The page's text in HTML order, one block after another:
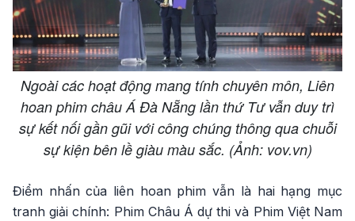
Ngoài các hoạt động mang tính chuyên môn, Liên
hoan phim châu Á Đà Nẵng lần thứ Tư vẫn duy trì
sự kết nối gần gũi với công chúng thông qua chuỗi
sự kiện bên lề giàu màu sắc. (Ảnh: vov.vn)
Điểm nhấn của liên hoan phim vẫn là hai hạng mục
tranh giải chính: Phim Châu Á dự thi và Phim Việt Nam